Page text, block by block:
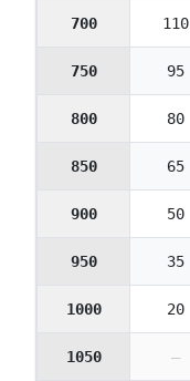
700 110
750 95
800 80
850 65
900 50
950 35
1000 20
1050 —